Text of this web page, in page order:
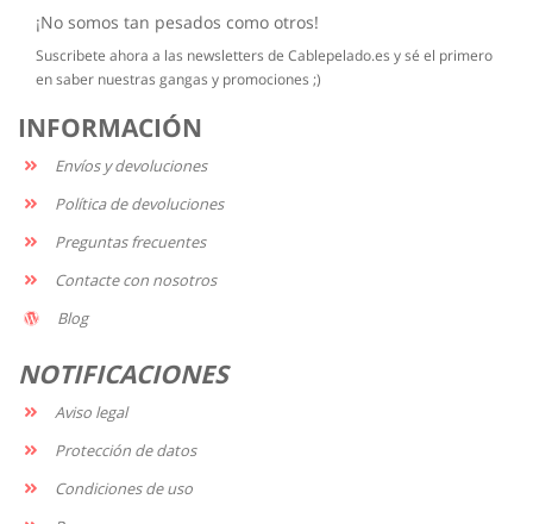
¡No somos tan pesados como otros!
Suscribete ahora a las newsletters de Cablepelado.es y sé el primero
en saber nuestras gangas y promociones ;)
INFORMACIÓN
Envíos y devoluciones
Política de devoluciones
Preguntas frecuentes
Contacte con nosotros
Blog
NOTIFICACIONES
Aviso legal
Protección de datos
Condiciones de uso